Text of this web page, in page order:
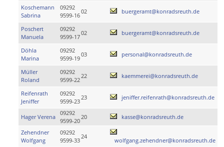
Koschemann
Sabrina
09292
9599-16
02 buergeramt@konradsreuth.de
Poschert
Manuela
09292
9599-17
02 buergeramt@konradsreuth.de
Döhla
Marina
09292
9599-19
03 personal@konradsreuth.de
Müller
Roland
09292
9599-22
22 kaemmerei@konradsreuth.de
Reifenrath
Jeniffer
09292
9599-23
23 jeniffer.reifenrath@konradsreuth.de
Hager Verena
09292
9599-20
20 kasse@konradsreuth.de
Zehendner
Wolfgang
09292
9599-33
24
wolfgang.zehendner@konradsreuth.de